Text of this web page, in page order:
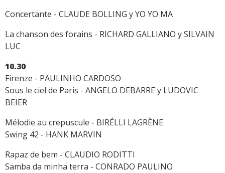
Concertante - CLAUDE BOLLING y YO YO MA
La chanson des forains - RICHARD GALLIANO y SILVAIN
LUC
10.30
Firenze - PAULINHO CARDOSO
Sous le ciel de Paris - ANGELO DEBARRE y LUDOVIC
BEIER
Mélodie au crepuscule - BIRÉLLI LAGRÈNE
Swing 42 - HANK MARVIN
Rapaz de bem - CLAUDIO RODITTI
Samba da minha terra - CONRADO PAULINO